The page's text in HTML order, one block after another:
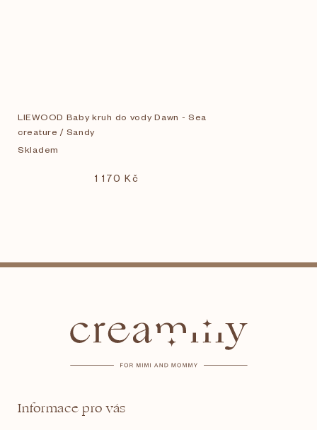
LIEWOOD Baby kruh do vody Dawn - Sea
creature / Sandy
Skladem
1 170 Kč
Informace pro vás